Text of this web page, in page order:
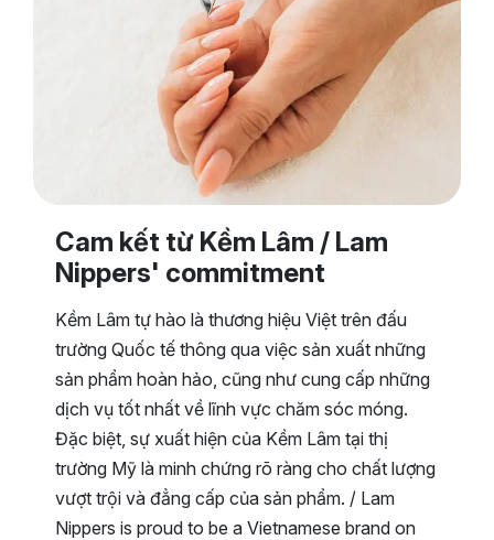
Cam kết từ Kềm Lâm / Lam
Nippers' commitment
Kềm Lâm tự hào là thương hiệu Việt trên đấu
trường Quốc tế thông qua việc sản xuất những
sản phẩm hoàn hảo, cũng như cung cấp những
dịch vụ tốt nhất về lĩnh vực chăm sóc móng.
Đặc biệt, sự xuất hiện của Kềm Lâm tại thị
trường Mỹ là minh chứng rõ ràng cho chất lượng
vượt trội và đẳng cấp của sản phẩm. / Lam
Nippers is proud to be a Vietnamese brand on